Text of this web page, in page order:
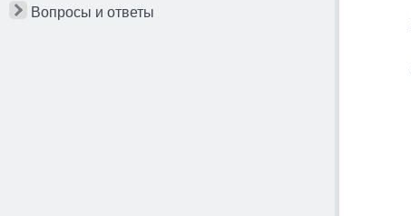
Вопросы и ответы